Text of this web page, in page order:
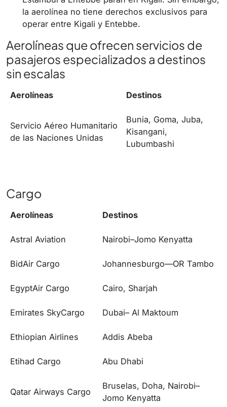
la aerolínea no tiene derechos exclusivos para
operar entre Kigali y Entebbe.
Aerolíneas que ofrecen servicios de
pasajeros especializados a destinos
sin escalas
Aerolíneas Destinos
Servicio Aéreo Humanitario
de las Naciones Unidas
Bunia, Goma, Juba,
Kisangani,
Lubumbashi
Cargo
Aerolíneas Destinos
Astral Aviation Nairobi–Jomo Kenyatta
BidAir Cargo Johannesburgo—OR Tambo
EgyptAir Cargo Cairo, Sharjah
Emirates SkyCargo Dubai– Al Maktoum
Ethiopian Airlines Addis Abeba
Etihad Cargo Abu Dhabi
Qatar Airways Cargo
Bruselas, Doha, Nairobi–
Jomo Kenyatta